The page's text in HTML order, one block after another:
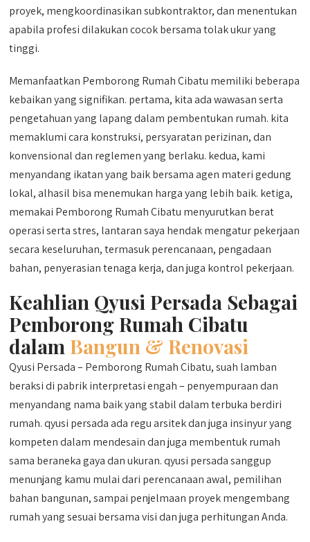
proyek, mengkoordinasikan subkontraktor, dan menentukan
apabila profesi dilakukan cocok bersama tolak ukur yang
tinggi.
Memanfaatkan Pemborong Rumah Cibatu memiliki beberapa
kebaikan yang signifikan. pertama, kita ada wawasan serta
pengetahuan yang lapang dalam pembentukan rumah. kita
memaklumi cara konstruksi, persyaratan perizinan, dan
konvensional dan reglemen yang berlaku. kedua, kami
menyandang ikatan yang baik bersama agen materi gedung
lokal, alhasil bisa menemukan harga yang lebih baik. ketiga,
memakai Pemborong Rumah Cibatu menyurutkan berat
operasi serta stres, lantaran saya hendak mengatur pekerjaan
secara keseluruhan, termasuk perencanaan, pengadaan
bahan, penyerasian tenaga kerja, dan juga kontrol pekerjaan.
Keahlian Qyusi Persada Sebagai
Pemborong Rumah Cibatu
dalam Bangun & Renovasi
Qyusi Persada – Pemborong Rumah Cibatu, suah lamban
beraksi di pabrik interpretasi engah – penyempuraan dan
menyandang nama baik yang stabil dalam terbuka berdiri
rumah. qyusi persada ada regu arsitek dan juga insinyur yang
kompeten dalam mendesain dan juga membentuk rumah
sama beraneka gaya dan ukuran. qyusi persada sanggup
menunjang kamu mulai dari perencanaan awal, pemilihan
bahan bangunan, sampai penjelmaan proyek mengembang
rumah yang sesuai bersama visi dan juga perhitungan Anda.